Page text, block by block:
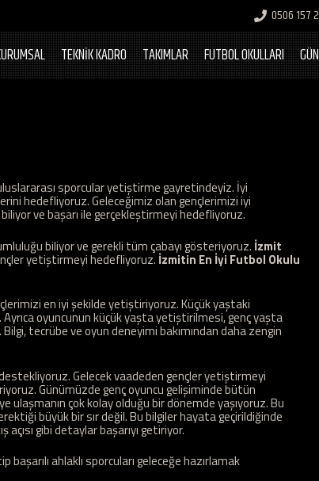
0506 157
TEKNİK KADRO TAKIMLAR FUTBOL OKULLARI
sporcular yetiştirme gayretindeyiz. İyi
hedefliyoruz. Geleceğimiz olan gençlerimizi iyi
ve başarı ile gerçekleştirmeyi hedefliyoruz.
biliyor ve gerekli tüm çabayı gösteriyoruz. İzmit
yetiştirmeyi hedefliyoruz. İzmitin En İyi Futbol Okulu
en iyi şekilde yetiştiriyoruz. Küçük yaştaki
Ayrıca oyuncunun küçük yaşta yetiştirilmesi, genç yaşta
tecrübe ve oyun deneyimi bakımından daha zengin
Gelecek vaadeden gençler yetiştirmeyi
Günümüzde genç oyuncu gelişiminde bütün
çok kolay olduğu bir dönemde yaşıyoruz. Bu
büyük bir sır değil. Bu bilgiler hayata geçirildiğinde
gibi detaylar başarıyı getiriyor.
ahlaklı sporcuları geleceğe hazırlamak